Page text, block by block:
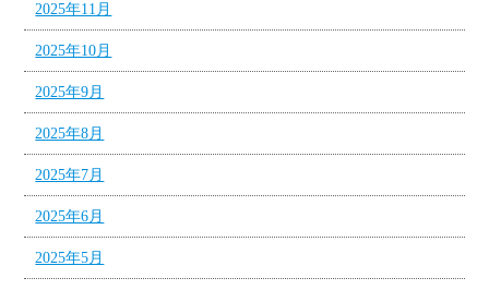
2025年11月
2025年10月
2025年9月
2025年8月
2025年7月
2025年6月
2025年5月